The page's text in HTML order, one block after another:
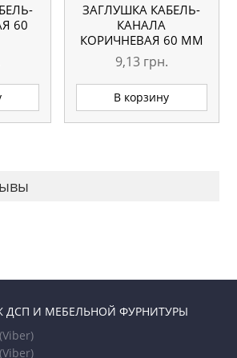
60
ЗАГЛУШКА КАБЕЛЬ-
КАНАЛА
КОРИЧНЕВАЯ 60 ММ
9,13 грн.
В корзину
ДСП И МЕБЕЛЬНОЙ ФУРНИТУРЫ
(Viber)
(Viber)